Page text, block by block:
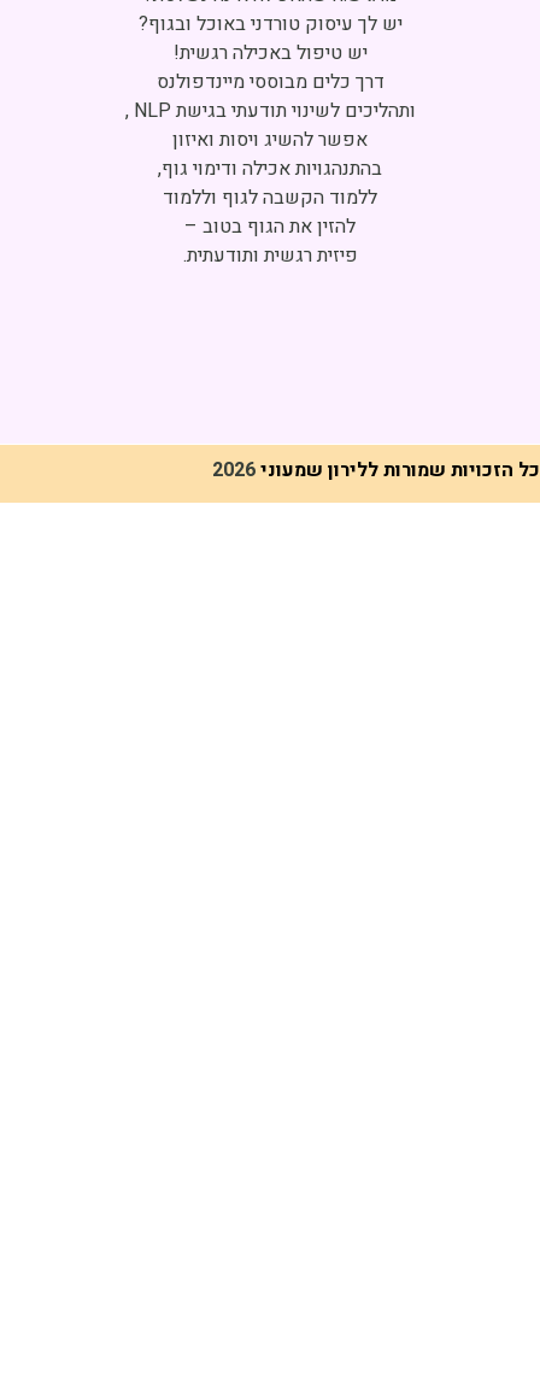
Click to accept marketing cookies and
enable this content